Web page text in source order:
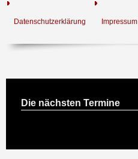
Datenschutzerklärung Impressum
Die nächsten Termine